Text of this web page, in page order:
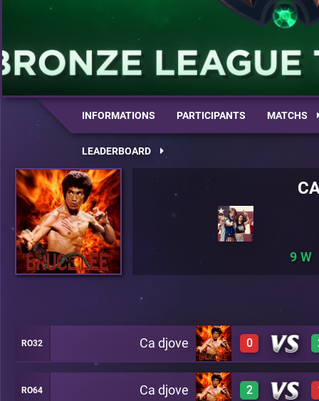
INFORMATIONS PARTICIPANTS MATCHS
LEADERBOARD
9
RO32 Ca djove 0
0 A20
RO64 Ca djove 2